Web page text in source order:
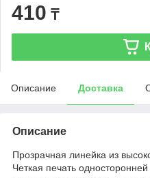
410 ₸
Описание Доставка
Описание
Прозрачная линейка из
Четкая печать